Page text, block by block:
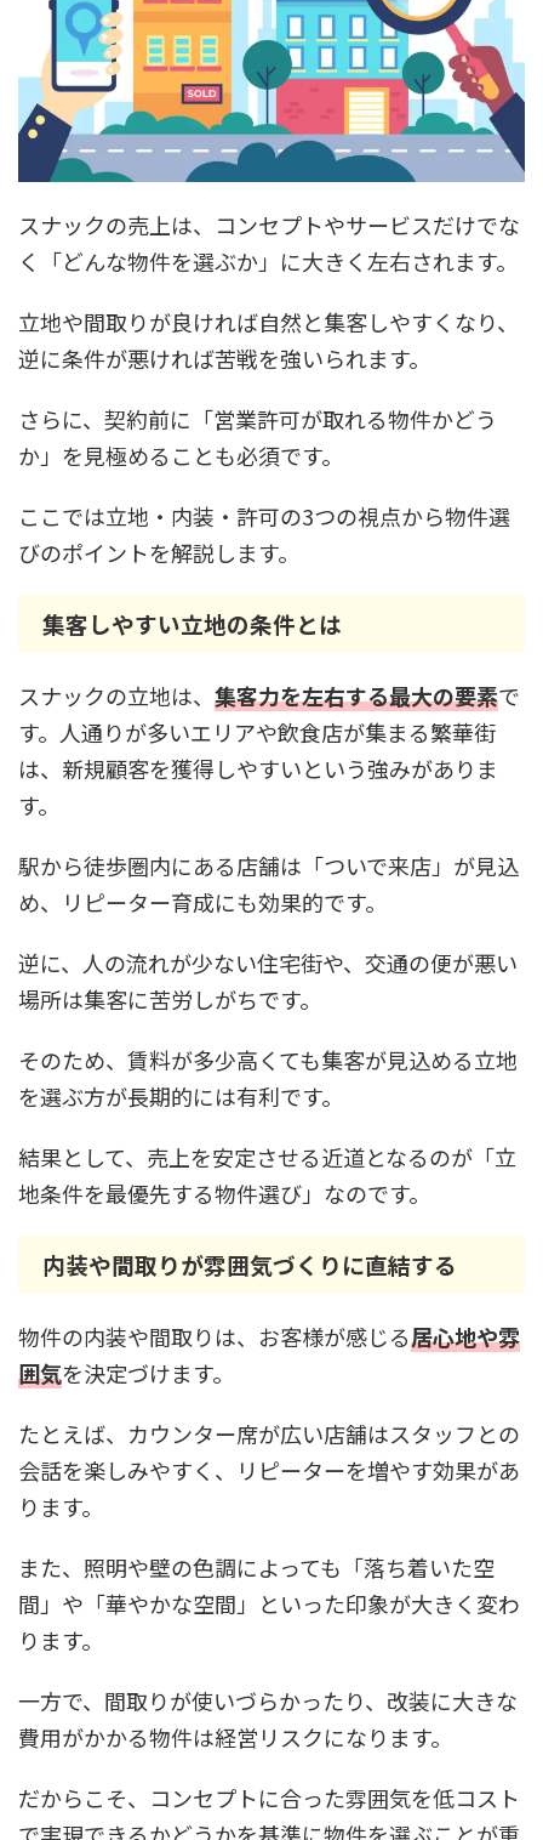
スナックの売上は、コンセプトやサービスだけでな
く「どんな物件を選ぶか」に大きく左右されます。
立地や間取りが良ければ自然と集客しやすくなり、
逆に条件が悪ければ苦戦を強いられます。
さらに、契約前に「営業許可が取れる物件かどう
か」を見極めることも必須です。
ここでは立地・内装・許可の3つの視点から物件選
びのポイントを解説します。
集客しやすい立地の条件とは
スナックの立地は、 集客力を左右する最大の要素で
す。人通りが多いエリアや飲食店が集まる繁華街
は、新規顧客を獲得しやすいという強みがありま
す。
駅から徒歩圏内にある店舗は「ついで来店」が見込
め、リピーター育成にも効果的です。
逆に、人の流れが少ない住宅街や、交通の便が悪い
場所は集客に苦労しがちです。
そのため、賃料が多少高くても集客が見込める立地
を選ぶ方が長期的には有利です。
結果として、売上を安定させる近道となるのが「立
地条件を最優先する物件選び」なのです。
内装や間取りが雰囲気づくりに直結する
物件の内装や間取りは、お客様が感じる居心地や雰
囲気を決定づけます。
たとえば、カウンター席が広い店舗はスタッフとの
会話を楽しみやすく、リピーターを増やす効果があ
ります。
また、照明や壁の色調によっても「落ち着いた空
間」や「華やかな空間」といった印象が大きく変わ
ります。
一方で、間取りが使いづらかったり、改装に大きな
費用がかかる物件は経営リスクになります。
だからこそ、コンセプトに合った雰囲気を低コスト